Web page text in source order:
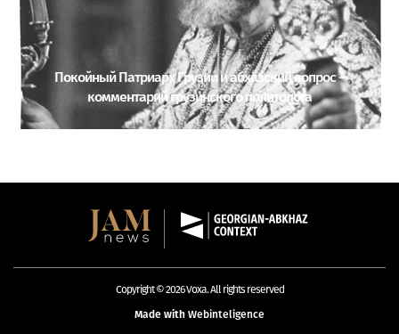
Покойный Патриарх Грузии и абхазский вопрос –
комментарий грузинского политолога
Copyright © 2026 Voxa. All rights reserved
Made with Webinteligence